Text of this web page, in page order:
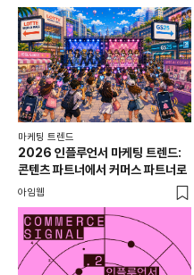
마케팅 트렌드
2026 인플루언서 마케팅 트렌드:
콘텐츠 파트너에서 커머스 파트너로
아임웹